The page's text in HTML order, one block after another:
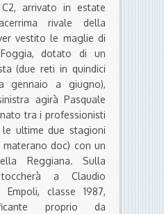
arrivato in estate
rivale della
vestito le maglie di
dotato di un
(due reti in quindici
gennaio a giugno),
agirà Pasquale
tra i professionisti
ultime due stagioni
doc) con un
Reggiana. Sulla
a Claudio
classe 1987,
proprio da